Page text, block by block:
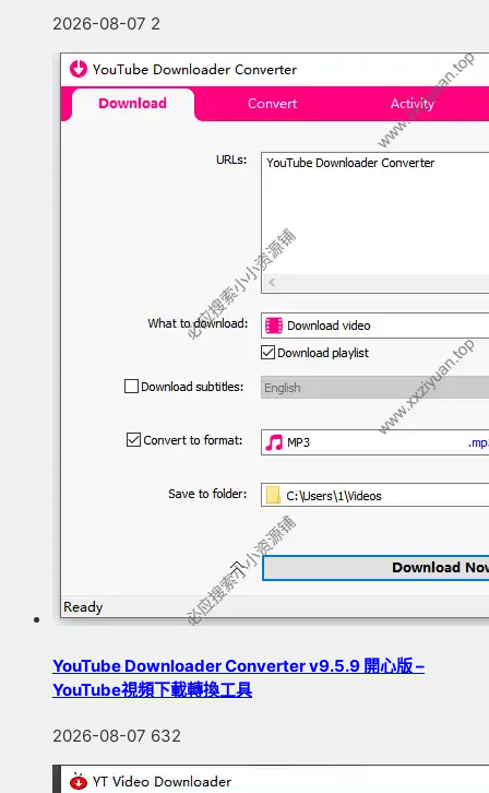
2026-08-07 2
YouTube Downloader Converter v9.5.9 開心版 –
YouTube視頻下載轉換工具
2026-08-07 632